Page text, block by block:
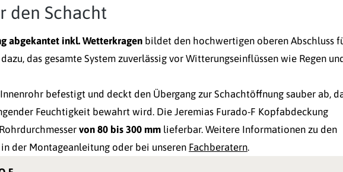
den Schacht
abgekantet inkl. Wetterkragen bildet den hochwertigen oberen Abschluss
das gesamte System zuverlässig vor Witterungseinflüssen wie Regen
befestigt und deckt den Übergang zur Schachtöffnung sauber ab,
Feuchtigkeit bewahrt wird. Die Jeremias Furado-F Kopfabdeckung
von 80 bis 300 mm lieferbar. Weitere Informationen zu den
der Montageanleitung oder bei unseren Fachberatern.